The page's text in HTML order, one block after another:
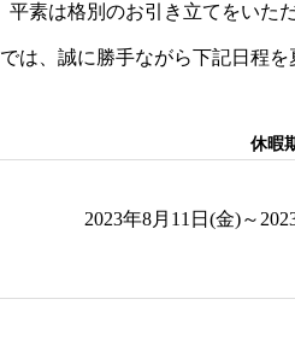
平素は格別のお引き立てをいた
は、誠に勝手ながら下記日程
休暇
2023年8月11日(金)～